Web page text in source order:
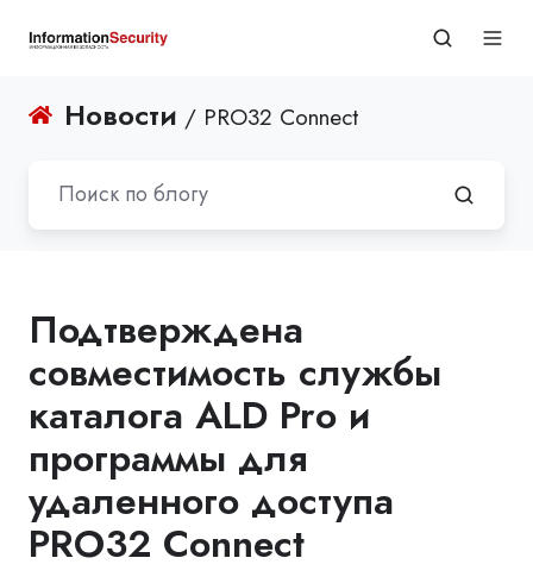
Новости / PRO32 Connect
Подтверждена
совместимость службы
каталога ALD Pro и
программы для
удаленного доступа
PRO32 Connect